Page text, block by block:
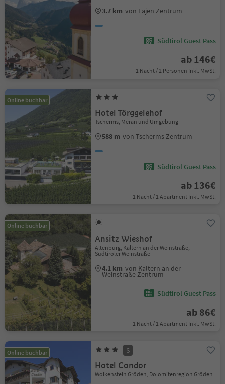
3.7 km von Lajen Zentrum
Südtirol Guest Pass
ab 146€
1 Nacht / 2 Personen Inkl. MwSt.
Online buchbar
Hotel Törggelehof
Tscherms, Meran und Umgebung
588 m von Tscherms Zentrum
Südtirol Guest Pass
ab 136€
1 Nacht / 1 Apartment Inkl. MwSt.
Online buchbar
Ansitz Wieshof
Altenburg, Kaltern an der Weinstraße,
Südtiroler Weinstraße
4.1 km von Kaltern an der
Weinstraße Zentrum
Südtirol Guest Pass
ab 86€
1 Nacht / 1 Apartment Inkl. MwSt.
Online buchbar S
Hotel Condor
Wolkenstein Gröden, Dolomitenregion Gröden